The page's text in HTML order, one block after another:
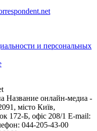
и персональных
Название онлайн-медиа -
місто Київ,
Б, офіс 208/1 E-mail:
044-205-43-00